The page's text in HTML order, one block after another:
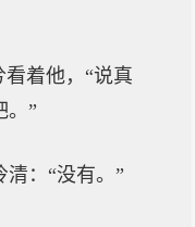
着他，“说真
。”
：“没有。”